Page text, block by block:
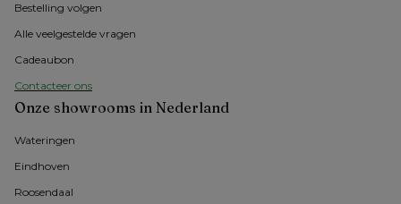
Bestelling volgen
Alle veelgestelde vragen
Cadeaubon
Contacteer ons
Onze showrooms in Nederland
Wateringen
Eindhoven
Roosendaal